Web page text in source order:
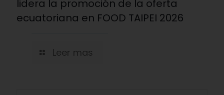
lidera la promoción de la oferta
ecuatoriana en FOOD TAIPEI 2026
Leer mas